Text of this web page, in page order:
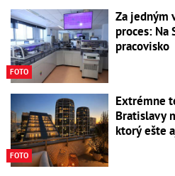
FOTO
Za jedným
proces: Na
pracovisko
FOTO
Extrémne
Bratislavy
ktorý ešte